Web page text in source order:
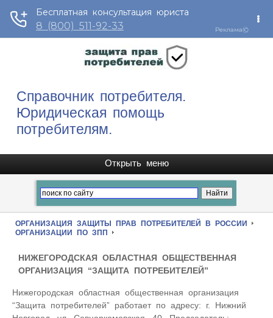
Справочник потребителя.
Юридическая помощь
потребителям.
ОРГАНИЗАЦИЯ ЗАЩИТЫ ПРАВ ПОТРЕБИТЕЛЕЙ В РОССИИ
ОРГАНИЗАЦИИ ПО ЗПП
НИЖЕГОРОДСКАЯ ОБЛАСТНАЯ ОБЩЕСТВЕННАЯ
ОРГАНИЗАЦИЯ “ЗАЩИТА ПОТРЕБИТЕЛЕЙ”
Нижегородская областная общественная организация
“Защита потребителей” работает по адресу: г. Нижний